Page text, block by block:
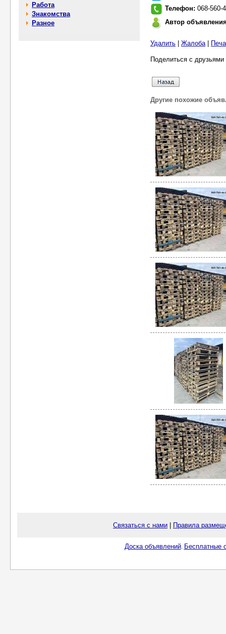
Работа
Знакомства
Разное
Телефон: 068-560-
Автор
Удалить Жалоба|
Поделиться с
Другие похожие
Связаться с нами Правила
Доска объявлений. Бесплатные